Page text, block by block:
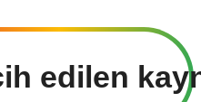
edilen